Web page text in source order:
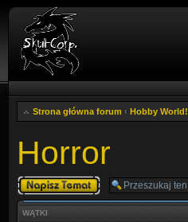
Strona główna forum ‹ Hobby World!
Horror
Napisz wątek
WĄTKI